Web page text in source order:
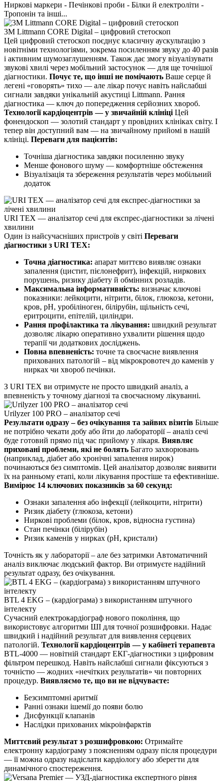
Ниркові маркери - Печінкові проби - Білки й електроліти -
Тропонін та інші...
3M Littmann CORE Digital – цифровий стетоскоп
Цей цифровий стетоскоп поєднує класичну аускультацію з
новітніми технологіями, зокрема посиленням звуку до 40 разів
і активним шумозаглушенням. Також дає змогу візуалізувати
звукові хвилі через мобільний застосунок — для ще точнішої
діагностики. Почує те, що інші не помічають Ваше серце й
легені «говорять» тихо — але лікар почує навіть найслабші
сигнали завдяки унікальній акустиці Littmann. Рання
діагностика — ключ до попередження серйозних хвороб.
Технології кардіоцентрів — у звичайній клініці Цей
фонендоскоп — золотий стандарт у провідних клініках світу. І
тепер він доступний вам — на звичайному прийомі в нашій
клініці. Переваги для пацієнтів:
Точніша діагностика завдяки посиленню звуку
Менше фонового шуму — комфортніше обстеження
Візуалізація та збереження результатів через мобільний
додаток
URI TEX — аналізатор сечі для експрес-діагностики за лічені
хвилини
Один із найсучасніших пристроїв у світі Переваги
діагностики з URI TEX:
Точна діагностика: апарат миттєво виявляє ознаки
запалення (цистит, пієлонефрит), інфекцій, ниркових
порушень, ризику діабету й обмінних розладів.
Максимальна інформативність: визначає ключові
показники: лейкоцити, нітрити, білок, глюкоза, кетони,
кров, pH, уробіліноген, білірубін, щільність сечі,
еритроцити, епітелій, циліндри.
Рання профілактика та лікування: швидкий результат
дозволяє лікарю оперативно ухвалити рішення щодо
терапії чи додаткових досліджень.
Повна впевненість: точне та своєчасне виявлення
прихованих патологій – від мікрокровотеч до каменів у
нирках чи хвороб печінки.
З URI TEX ви отримуєте не просто швидкий аналіз, а
впевненість у точному діагнозі та своєчасному лікуванні.
Urilyzer 100 PRO – аналізатор сечі
Результати одразу – без очікування та зайвих візитів Більше
не потрібно чекати добу або йти до лабораторії – аналіз сечі
буде готовий прямо під час прийому у лікаря. Виявляє
приховані проблеми, які не болять Багато захворювань
(наприклад, діабет або хронічні запалення нирок)
починаються без симптомів. Цей аналізатор дозволяє виявити
їх на ранньому етапі, коли лікування простіше та ефективніше.
Вимірює 14 ключових показників за 60 секунд:
Ознаки запалення або інфекції (лейкоцити, нітрити)
Ризик діабету (глюкоза, кетони)
Ниркові проблеми (білок, кров, відносна густина)
Стан печінки (білірубін)
Ризик каменів у нирках (pH, кристали)
Точність як у лабораторії – але без затримки Автоматичний
аналіз виключає людський фактор. Ви отримуєте надійний
результат одразу, без очікування.
BTL 4 EKG – (кардіограма) з використанням штучного
інтелекту
Сучасний електрокардіограф нового покоління, що
використовує алгоритми ШІ для точної розшифровки. Надає
швидкий і надійний результат для виявлення серцевих
патологій. Технології кардіоцентрів — у кабінеті терапевта
BTL-4000 — новітній стандарт ЕКГ-діагностики з цифровим
фільтром перешкод. Навіть найслабші сигнали фіксуються з
точністю — жодних «нечітких результатів» чи повторних
процедур. Виявляємо те, що ви не відчуваєте:
Безсимптомні аритмії
Ранні ознаки ішемії до появи болю
Дисфункції клапанів
Наслідки прихованих мікроінфарктів
Миттєвий результат з розшифровкою: Отримайте
електронну кардіограму з поясненням одразу після процедури
— її можна одразу надіслати кардіологу або зберегти для
динамічного спостереження.